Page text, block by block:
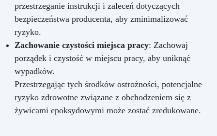
przestrzeganie instrukcji i zaleceń dotyczących
bezpieczeństwa producenta, aby zminimalizować
ryzyko.
Zachowanie czystości miejsca pracy: Zachowaj
porządek i czystość w miejscu pracy, aby uniknąć
wypadków.
Przestrzegając tych środków ostrożności, potencjalne
ryzyko zdrowotne związane z obchodzeniem się z
żywicami epoksydowymi może zostać zredukowane.